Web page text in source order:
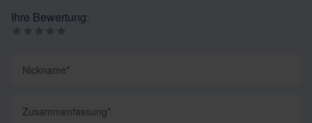
Ihre Bewertung: